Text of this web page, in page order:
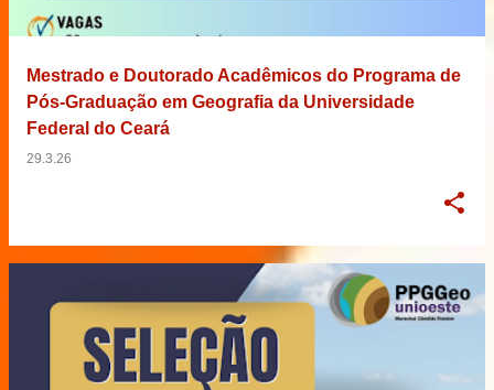
Mestrado e Doutorado Acadêmicos do Programa de
Pós-Graduação em Geografia da Universidade
Federal do Ceará
29.3.26